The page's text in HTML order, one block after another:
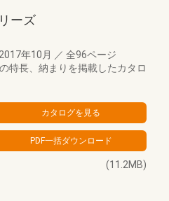
ーズ
2017年10月 ／ 全96ページ
特長、納まりを掲載したカタロ
(11.2MB)